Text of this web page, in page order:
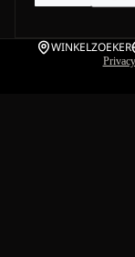
WINKELZOEKER
Privacy